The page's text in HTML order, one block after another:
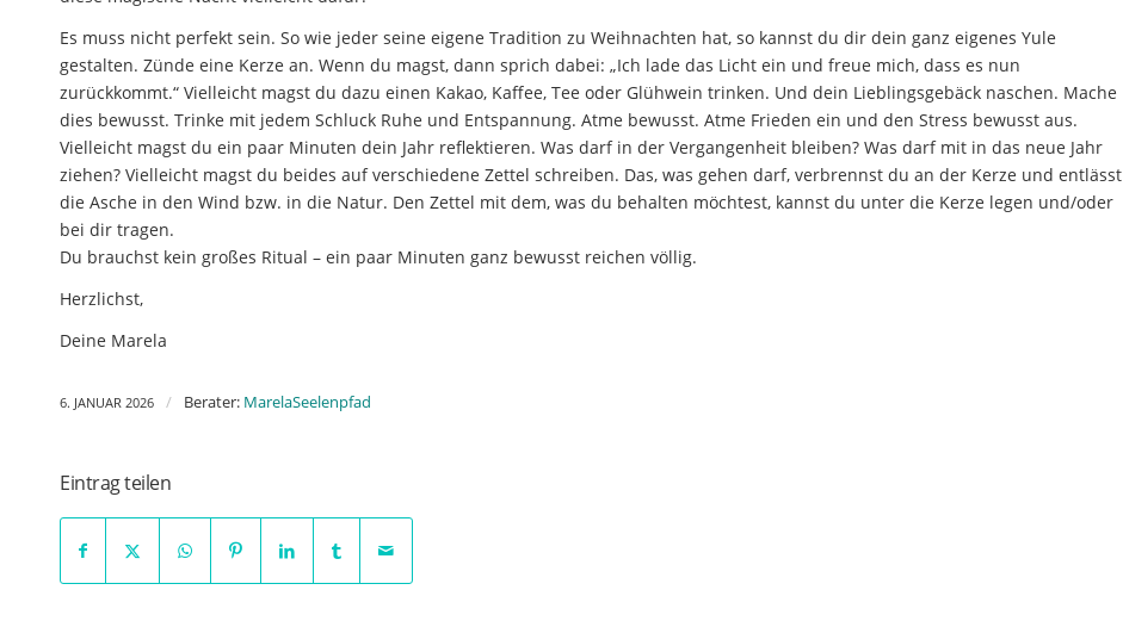
Es muss nicht perfekt sein. So wie jeder seine eigene Tradition zu Weihnachten hat, so kannst du dir dein ganz eigenes Yule
gestalten. Zünde eine Kerze an. Wenn du magst, dann sprich dabei: „Ich lade das Licht ein und freue mich, dass es nun
zurückkommt.“ Vielleicht magst du dazu einen Kakao, Kaffee, Tee oder Glühwein trinken. Und dein Lieblingsgebäck naschen. Mache
dies bewusst. Trinke mit jedem Schluck Ruhe und Entspannung. Atme bewusst. Atme Frieden ein und den Stress bewusst aus.
Vielleicht magst du ein paar Minuten dein Jahr reflektieren. Was darf in der Vergangenheit bleiben? Was darf mit in das neue Jahr
ziehen? Vielleicht magst du beides auf verschiedene Zettel schreiben. Das, was gehen darf, verbrennst du an der Kerze und entlässt
die Asche in den Wind bzw. in die Natur. Den Zettel mit dem, was du behalten möchtest, kannst du unter die Kerze legen und/oder
bei dir tragen.
Du brauchst kein großes Ritual – ein paar Minuten ganz bewusst reichen völlig.
Herzlichst,
Deine Marela
6. JANUAR 2026 / Berater: MarelaSeelenpfad
Eintrag teilen